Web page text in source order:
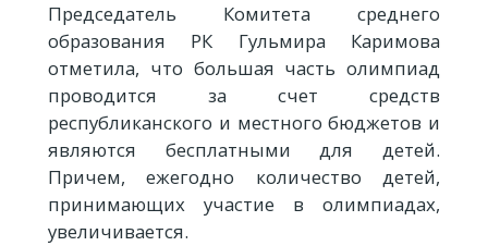
Председатель Комитета среднего
образования РК Гульмира Каримова
отметила, что большая часть олимпиад
проводится за счет средств
республиканского и местного бюджетов и
являются бесплатными для детей.
Причем, ежегодно количество детей,
принимающих участие в олимпиадах,
увеличивается.